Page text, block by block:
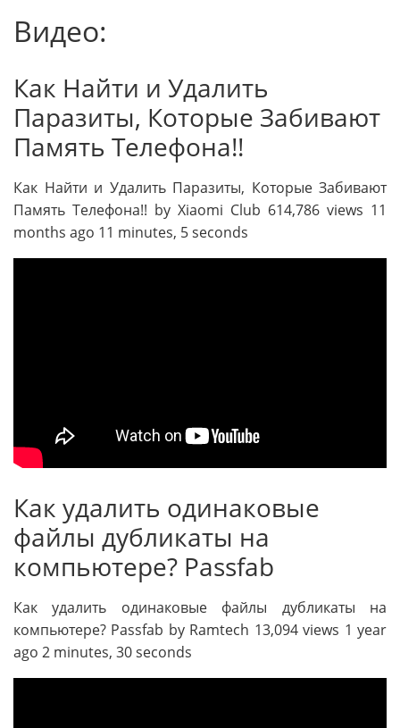
Видео:
Как Найти и Удалить
Паразиты, Которые Забивают
Память Телефона!!
Как Найти и Удалить Паразиты, Которые Забивают
Память Телефона!! by Xiaomi Club 614,786 views 11
months ago 11 minutes, 5 seconds
Как удалить одинаковые
файлы дубликаты на
компьютере? Passfab
Как удалить одинаковые файлы дубликаты на
компьютере? Passfab by Ramtech 13,094 views 1 year
ago 2 minutes, 30 seconds